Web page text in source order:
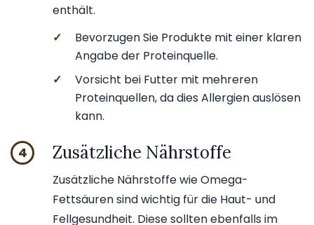
enthält.
✓
Bevorzugen Sie Produkte mit einer klaren
Angabe der Proteinquelle.
✓
Vorsicht bei Futter mit mehreren
Proteinquellen, da dies Allergien auslösen
kann.
4 Zusätzliche Nährstoffe
Zusätzliche Nährstoffe wie Omega-
Fettsäuren sind wichtig für die Haut- und
Fellgesundheit. Diese sollten ebenfalls im